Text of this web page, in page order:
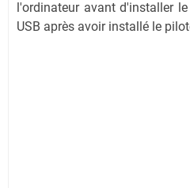
l'ordinateur avant d'installer
USB après avoir installé le